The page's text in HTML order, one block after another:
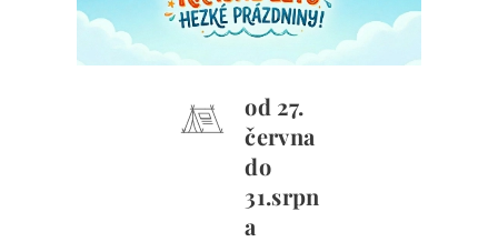
od 27.
června
do
31.srpn
a